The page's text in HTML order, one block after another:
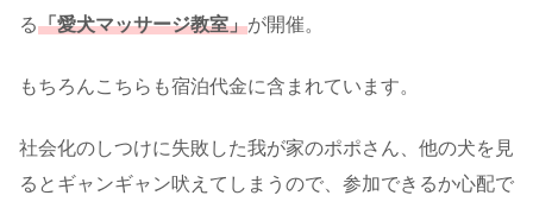
る「愛犬マッサージ教室」が開催。
もちろんこちらも宿泊代金に含まれています。
社会化のしつけに失敗した我が家のポポさん、他の犬を見
るとギャンギャン吠えてしまうので、参加できるか心配で